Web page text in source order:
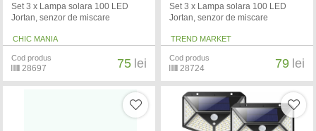
Set 3 x Lampa solara 100 LED
Jortan, senzor de miscare
CHIC MANIA
Cod produs
28697 75 lei
Set 3 x Lampa solara 100 LED
Jortan, senzor de miscare
TREND MARKET
Cod produs
28724 79 lei